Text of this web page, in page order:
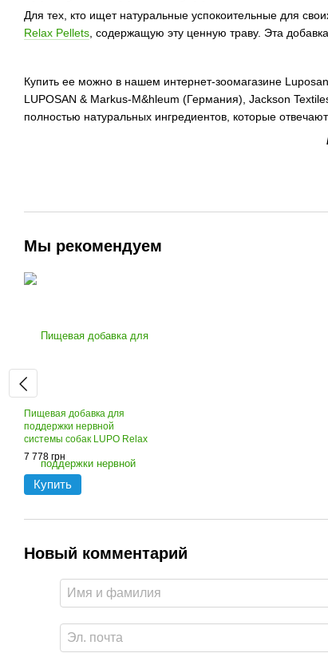
Для тех, кто ищет натуральные успокоительные для
Relax Pellets , содержащую эту ценную траву. Эта
Купить ее можно в нашем интернет-зоомагазине
LUPOSAN & Markus-M&hleum (Германия), Jackson
полностью натуральных ингредиентов, которые
Мы рекомендуем
Пищевая добавка для
поддержки нервной
системы собак LUPO Relax
Pellets
7 778 грн
Купить
Новый комментарий